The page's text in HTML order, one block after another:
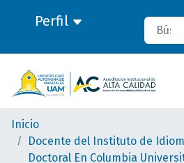
Perfil Buscar
Inicio
Docente del Instituto de
Doctoral En Columbia